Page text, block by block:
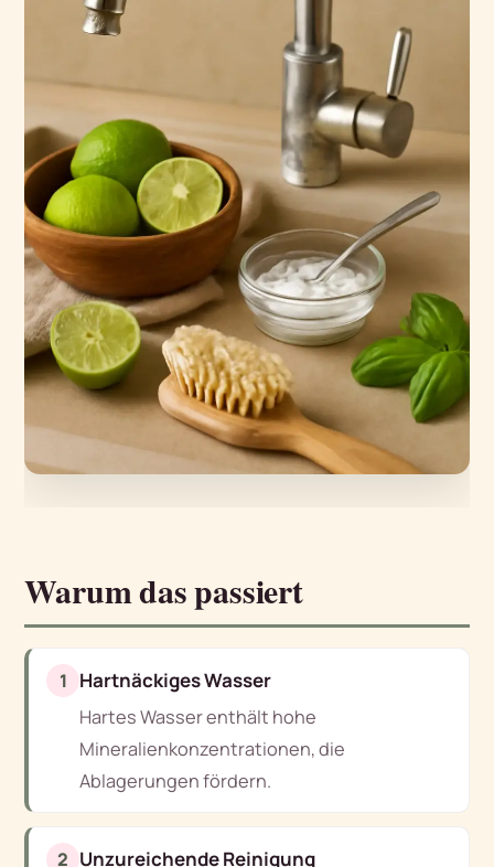
Warum das passiert
1 Hartnäckiges Wasser
Hartes Wasser enthält hohe
Mineralienkonzentrationen, die
Ablagerungen fördern.
2 Unzureichende Reinigung